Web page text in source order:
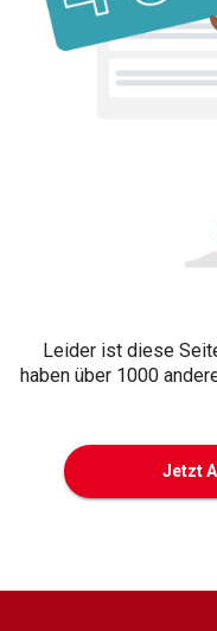
Leider ist diese
haben über 1000
Jetzt